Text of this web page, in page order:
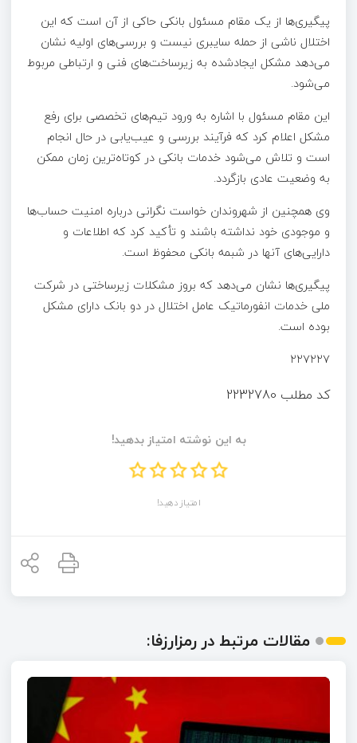
پیگیری‌ها از یک مقام مسئول بانکی حاکی از آن است که این
اختلال ناشی از حمله سایبری نیست و بررسی‌های اولیه نشان
می‌دهد مشکل ایجادشده به زیرساخت‌های فنی و ارتباطی مربوط
می‌شود.
این مقام مسئول با اشاره به ورود تیم‌های تخصصی برای رفع
مشکل اعلام کرد که فرآیند بررسی و عیب‌یابی در حال انجام
است و تلاش می‌شود خدمات بانکی در کوتاه‌ترین زمان ممکن
به وضعیت عادی بازگردد.
وی همچنین از شهروندان خواست نگرانی درباره امنیت حساب‌ها
و موجودی خود نداشته باشند و تأکید کرد که اطلاعات و
دارایی‌های آنها در شبمه بانکی محفوظ است.
پیگیری‌ها نشان می‌دهد که بروز مشکلات زیرساختی در شرکت
ملی خدمات انفورماتیک عامل اختلال در دو بانک دارای مشکل
بوده است.
۲۲۷۲۲۷
کد مطلب 2232780
به این نوشته امتیاز بدهید!
امتیاز دهید!
مقالات مرتبط در رمزارزفا: